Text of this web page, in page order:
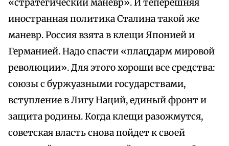
«стратегический маневр». И теперешняя
иностранная политика Сталина такой же
маневр. Россия взята в клещи Японией и
Германией. Надо спасти «плацдарм мировой
революции». Для этого хороши все средства:
союзы с буржуазными государствами,
вступление в Лигу Наций, единый фронт и
защита родины. Когда клещи разожмутся,
советская власть снова пойдет к своей